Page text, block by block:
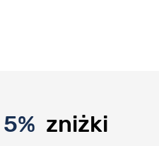
5% zniżki